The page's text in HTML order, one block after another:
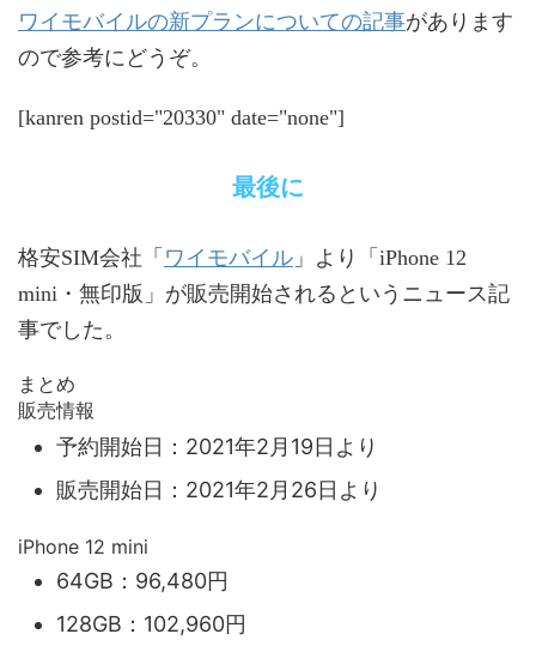
ワイモバイルの新プランについての記事があります
ので参考にどうぞ。
[kanren postid="20330" date="none"]
最後に
格安SIM会社「 ワイモバイル 」より「iPhone 12
mini・無印版」が販売開始されるというニュース記
事でした。
まとめ
販売情報
予約開始日：2021年2月19日より
販売開始日：2021年2月26日より
iPhone 12 mini
64GB：96,480円
128GB：102,960円